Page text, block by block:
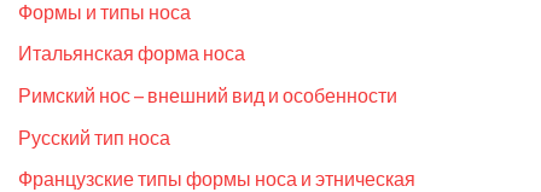
Формы и типы носа
Итальянская форма носа
Римский нос – внешний вид и особенности
Русский тип носа
Французские типы формы носа и этническая